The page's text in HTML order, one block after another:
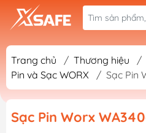
Trang chủ / Thương hiệu /
Pin và Sạc WORX
/ Sạc Pin
Sạc Pin Worx